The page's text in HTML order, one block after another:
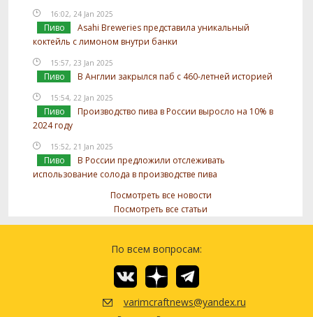
16:02, 24 Jan 2025
Пиво
Asahi Breweries представила уникальный
коктейль с лимоном внутри банки
15:57, 23 Jan 2025
Пиво В Англии закрылся паб с 460-летней историей
15:54, 22 Jan 2025
Пиво
Производство пива в России выросло на 10% в
2024 году
15:52, 21 Jan 2025
Пиво
В России предложили отслеживать
использование солода в производстве пива
Посмотреть все новости
Посмотреть все статьи
По всем вопросам:
varimcraftnews@yandex.ru